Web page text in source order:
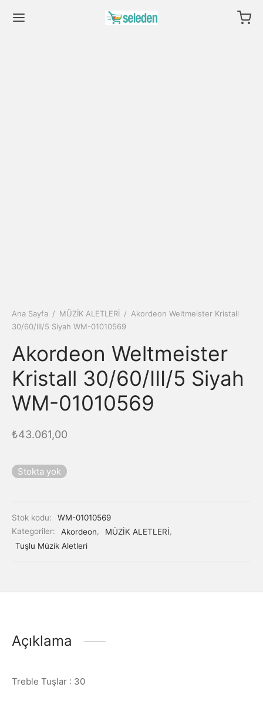
Ana Sayfa / MÜZİK ALETLERİ / Akordeon Weltmeister Kristall
30/60/III/5 Siyah WM-01010569
Akordeon Weltmeister
Kristall 30/60/III/5 Siyah
WM-01010569
₺43.061,00
Stokta yok
Stok kodu:
WM-01010569
Kategoriler:
Akordeon, MÜZİK ALETLERİ,
Tuşlu Müzik Aletleri
Açıklama
Treble Tuşlar : 30